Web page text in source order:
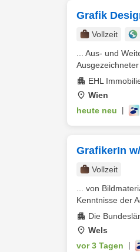
Grafik
Vollzeit
... Aus- und
EHL
Wien
heute neu
GrafikerIn
Vollzeit
... von
Kenntnisse der
Die
Wels
vor 3 Tagen